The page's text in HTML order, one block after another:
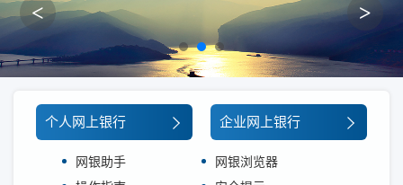
< >
个人网上银行 企业网上银行
网银助手
网银浏览器